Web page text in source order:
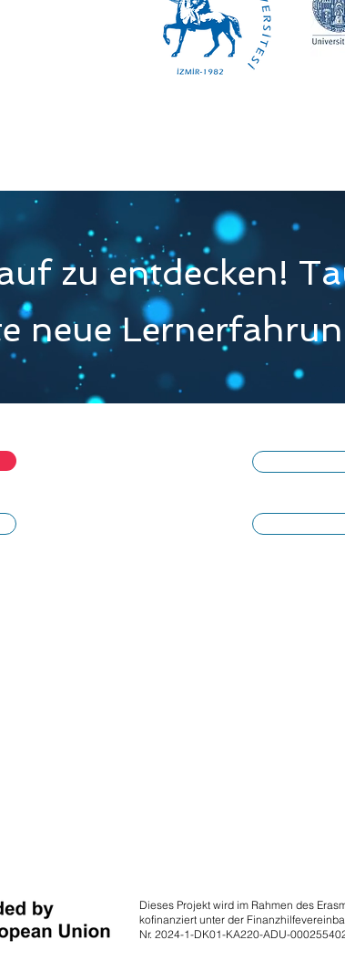
zu entdecken!
neue
Dieses Projekt wird im Rahmen des
kofinanziert unter der
Nr. 2024-1-DK01-KA220-ADU-